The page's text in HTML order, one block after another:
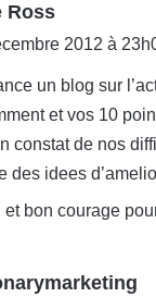
Ross
i 2012 à
un blog sur
et vos 10
constat de nos
des idees
et bon courage